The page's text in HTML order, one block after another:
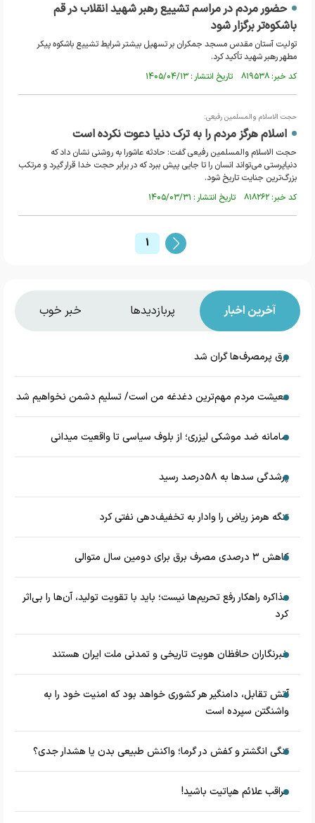
حضور مردم در مراسم تشییع رهبر شهید انقلاب در قم
باشکوه‌تر برگزار شود
تولیت آستان مقدس مسجد جمکران بر تسهیل بیشتر شرایط تشییع باشکوه پیکر
مطهر رهبر شهید تأکید کرد.
کد خبر: ۸۱۹۵۳۸ تاریخ انتشار : ۱۴۰۵/۰۴/۱۳
حجت الاسلام والمسلمین رفیعی:
اسلام هرگز مردم را به ترک دنیا دعوت نکرده است
حجت الاسلام والمسلمین رفیعی گفت: حادثه عاشورا به روشنی نشان داد که
دنیاپرستی می‌تواند انسان را تا جایی پیش ببرد که در برابر حجت خدا قرار گیرد و مرتکب
بزرگ‌ترین جنایت تاریخ شود.
کد خبر: ۸۱۸۲۶۲ تاریخ انتشار : ۱۴۰۵/۰۳/۳۱
1
آخرین اخبار پربازدیدها خبر خوب
برق پرمصرف‌ها گران شد
معیشت مردم مهم‌ترین دغدغه من است/ تسلیم دشمن نخواهیم شد
سامانه ضد موشکی لیزری؛ از بلوف سیاسی تا واقعیت میدانی
پرشدگی سدها به ۵۸درصد رسید
تنگه هرمز ریاض را وادار به تخفیف‌دهی نفتی کرد
کاهش ۳ درصدی مصرف برق برای دومین سال متوالی
مذاکره راهکار رفع تحریم‌ها نیست؛ باید با تقویت تولید، آن‌ها را بی‌اثر
کرد
خبرنگاران حافظان هویت تاریخی و تمدنی ملت ایران هستند
آتش تقابل، دامنگیر هر کشوری خواهد بود که امنیت خود را به
واشنگتن سپرده است
تنگی انگشتر و کفش در گرما؛ واکنش طبیعی بدن یا هشدار جدی؟
مراقب علائم هپاتیت باشید!